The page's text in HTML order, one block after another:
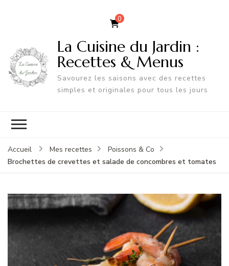
0
La Cuisine du Jardin :
Recettes & Menus
Savourez les saisons avec des recettes
simples et originales pour tous les jours
Accueil Mes recettes
Poissons & Co
Brochettes de crevettes et salade de concombres et tomates